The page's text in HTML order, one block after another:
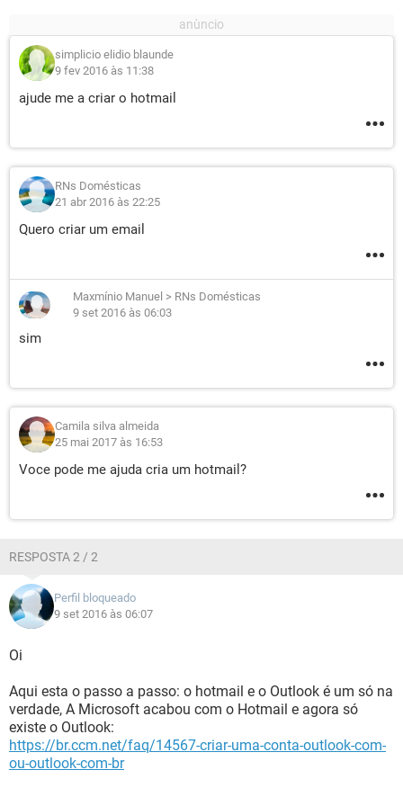
simplicio elidio blaunde
9 fev 2016 às 11:38
ajude me a criar o hotmail
RNs Domésticas
21 abr 2016 às 22:25
Quero criar um email
Maxmínio Manuel > RNs Domésticas
9 set 2016 às 06:03
sim
Camila silva almeida
25 mai 2017 às 16:53
Voce pode me ajuda cria um hotmail?
RESPOSTA 2 / 2
Perfil bloqueado
9 set 2016 às 06:07
Oi
Aqui esta o passo a passo: o hotmail e o Outlook é um só na
verdade, A Microsoft acabou com o Hotmail e agora só
existe o Outlook:
https://br.ccm.net/faq/14567-criar-uma-conta-outlook-com-
ou-outlook-com-br